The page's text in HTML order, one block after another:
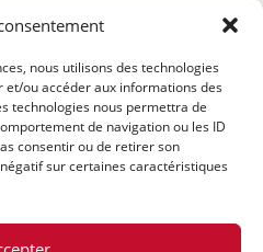
nous utilisons des technologies
et/ou accéder aux informations des
technologies nous permettra de
de navigation ou les ID
consentir ou de retirer son
sur certaines caractéristiques